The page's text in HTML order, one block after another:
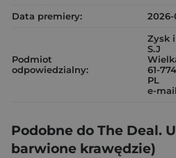
Data premiery:
2026-
Podmiot
odpowiedzialny:
Zysk
S.J
61-
PL
e-
Podobne do The Deal.
barwione krawędzie)